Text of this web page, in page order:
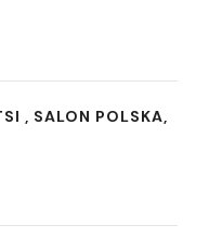
, SALON POLSKA,